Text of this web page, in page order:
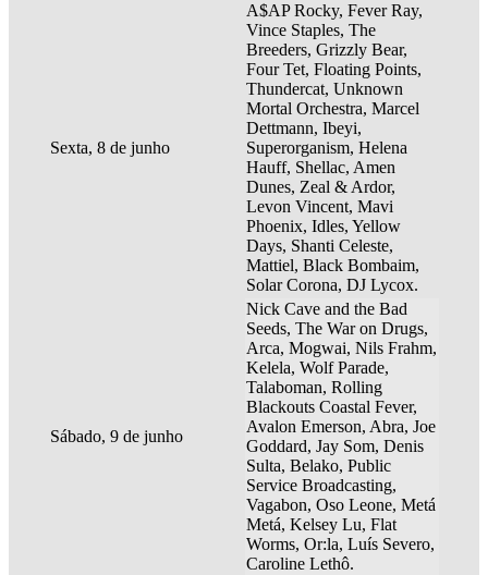
Sexta, 8 de junho
A$AP Rocky, Fever Ray,
Vince Staples, The
Breeders, Grizzly Bear,
Four Tet, Floating Points,
Thundercat, Unknown
Mortal Orchestra, Marcel
Dettmann, Ibeyi,
Superorganism, Helena
Hauff, Shellac, Amen
Dunes, Zeal & Ardor,
Levon Vincent, Mavi
Phoenix, Idles, Yellow
Days, Shanti Celeste,
Mattiel, Black Bombaim,
Solar Corona, DJ Lycox.
Sábado, 9 de junho
Nick Cave and the Bad
Seeds, The War on Drugs,
Arca, Mogwai, Nils Frahm,
Kelela, Wolf Parade,
Talaboman, Rolling
Blackouts Coastal Fever,
Avalon Emerson, Abra, Joe
Goddard, Jay Som, Denis
Sulta, Belako, Public
Service Broadcasting,
Vagabon, Oso Leone, Metá
Metá, Kelsey Lu, Flat
Worms, Or:la, Luís Severo,
Caroline Lethô.